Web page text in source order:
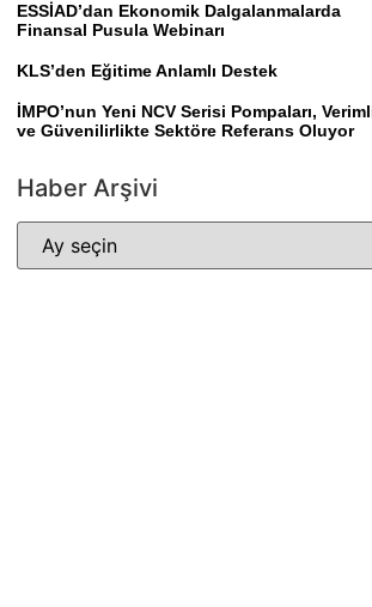
ESSİAD’dan Ekonomik Dalgalanmalarda
Finansal Pusula Webinarı
KLS’den Eğitime Anlamlı Destek
İMPO’nun Yeni NCV Serisi Pompaları,
ve Güvenilirlikte Sektöre Referans Oluyor
Haber Arşivi